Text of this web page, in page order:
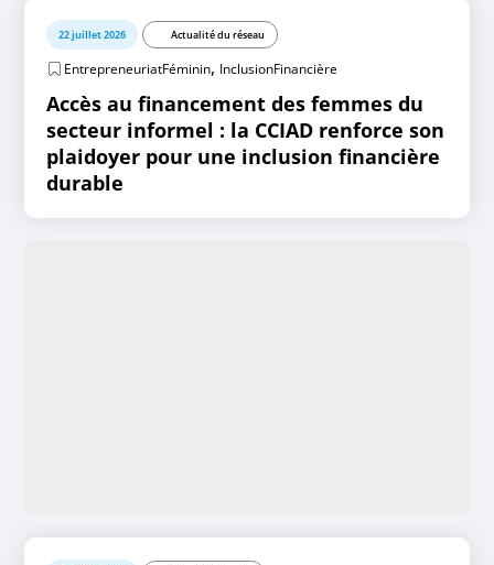
22 juillet 2026 Actualité du réseau
EntrepreneuriatFéminin, InclusionFinancière
Accès au financement des femmes du
secteur informel : la CCIAD renforce son
plaidoyer pour une inclusion financière
durable